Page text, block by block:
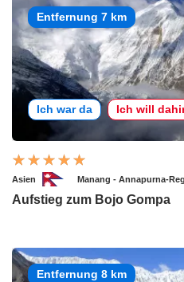
Entfernung 7 km
Ich war da Ich will
Asien Manang - Annapurna-
Aufstieg zum Bojo Gompa
Entfernung 8 km